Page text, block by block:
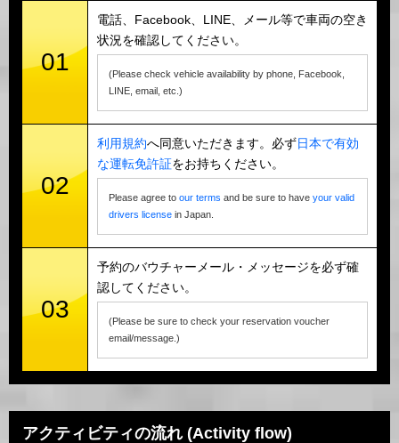
01
電話、Facebook、LINE、メール等で車両の空き
状況を確認してください。
(Please check vehicle availability by phone, Facebook,
LINE, email, etc.)
02
利用規約へ同意いただきます。必ず日本で有効
な運転免許証をお持ちください。
Please agree to our terms and be sure to have your valid
drivers license in Japan.
03
予約のバウチャーメール・メッセージを必ず確
認してください。
(Please be sure to check your reservation voucher
email/message.)
アクティビティの流れ (Activity flow)